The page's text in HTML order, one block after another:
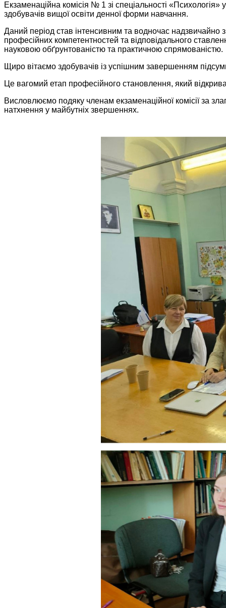
Екзаменаційна комісія № 1 зі спеціальності
здобувачів вищої освіти денної форми навчання.
Даний період став інтенсивним та водночас надзвичайно
професійних компетентностей та відповідального
науковою обґрунтованістю та практичною спрямованістю.
Щиро вітаємо здобувачів із успішним завершенням
Це вагомий етап професійного становлення, який
Висловлюємо подяку членам екзаменаційної комісії за
натхнення у майбутніх звершеннях.